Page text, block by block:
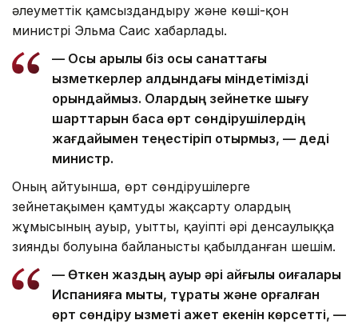
әлеуметтік қамсыздандыру және көші-қон
министрі Эльма Саис хабарлады.
— Осы арқылы біз осы санаттағы
қызметкерлер алдындағы міндетімізді
орындаймыз. Олардың зейнетке шығу
шарттарын басқа өрт сөндірушілердің
жағдайымен теңестіріп отырмыз, — деді
министр.
Оның айтуынша, өрт сөндірушілерге
зейнетақымен қамтуды жақсарту олардың
жұмысының ауыр, уытты, қауіпті әрі денсаулыққа
зиянды болуына байланысты қабылданған шешім.
— Өткен жаздың ауыр әрі қайғылы оқиғалары
Испанияға мықты, тұрақты және қорғалған
өрт сөндіру қызметі қажет екенін көрсетті, —